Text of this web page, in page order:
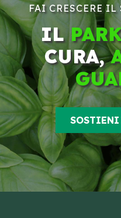
FAI CRESCERE IL
IL
CURA,
SOSTIENI